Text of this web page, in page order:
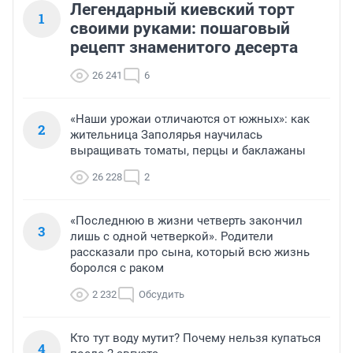
1
Легендарный киевский торт
своими руками: пошаговый
рецепт знаменитого десерта
26 241 6
2
«Наши урожаи отличаются от южных»: как
жительница Заполярья научилась
выращивать томаты, перцы и баклажаны
26 228 2
3
«Последнюю в жизни четверть закончил
лишь с одной четверкой». Родители
рассказали про сына, который всю жизнь
боролся с раком
2 232 Обсудить
4
Кто тут воду мутит? Почему нельзя купаться